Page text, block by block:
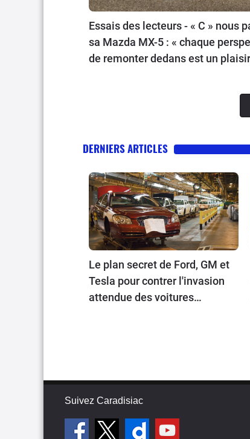
Essais des lecteurs - « C » nous
sa Mazda MX-5 : « chaque
de remonter dedans est un plaisir
DERNIERS ARTICLES
Le plan secret de Ford, GM et
Tesla pour contrer l'invasion
attendue des voitures
Suivez Caradisiac